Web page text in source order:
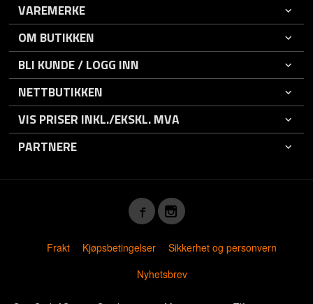
VAREMERKE
OM BUTIKKEN
BLI KUNDE / LOGG INN
NETTBUTIKKEN
VIS PRISER INKL./EKSKL. MVA
PARTNERE
Frakt Kjøpsbetingelser
Sikkerhet og personvern
Nyhetsbrev